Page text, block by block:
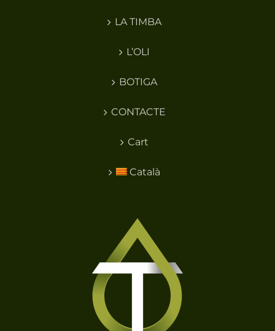
LA TIMBA
L’OLI
BOTIGA
CONTACTE
Cart
Català